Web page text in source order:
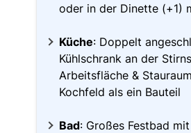
oder in der Dinette (+1)
Küche: Doppelt
Kühlschrank an der
Arbeitsfläche &
Kochfeld als ein Bauteil
Bad: Großes Festbad mit